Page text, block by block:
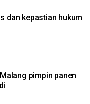
dan kepastian hukum
pimpin panen